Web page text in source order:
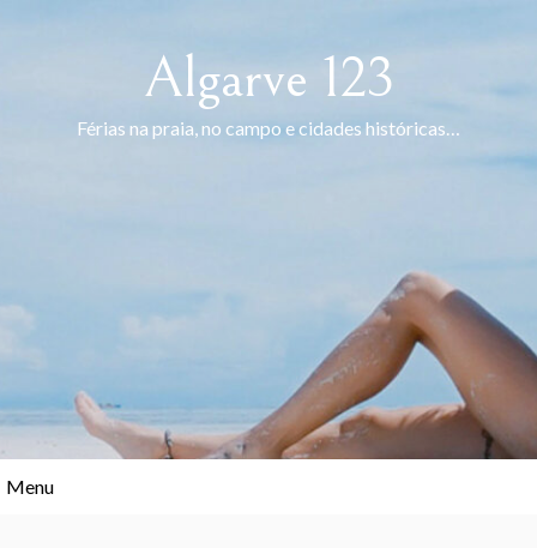
Algarve 123
Férias na praia, no campo e cidades históricas…
Menu